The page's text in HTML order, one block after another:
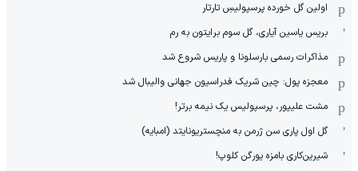
اولین گل خورده پرسپولیسِ تارتار
بریس یاسین آیاری، گل سوم برایتون به رم
مذاکرات رسمی بارسلونا و پاریس شروع شد
معجزه پول: چین شریک فدراسیون جهانی والیبال شد
مشت علیپور، پرسپولیس یک نیمه برتر!
گل اول پاری سن ژرمن به منچستریونایتد (امبایه)
شیرین‌کاری بامزه یورگن کلوپ!